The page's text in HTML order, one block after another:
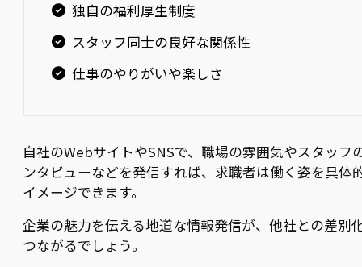
独自の福利厚生制度
スタッフ同士の良好な関係性
仕事のやりがいや楽しさ
自社のWebサイトやSNSで、職場の雰囲気やスタッフ
ンタビューなどを発信すれば、求職者は働く姿を具体
イメージできます。
企業の魅力を伝える地道な情報発信が、他社との差別
つながるでしょう。